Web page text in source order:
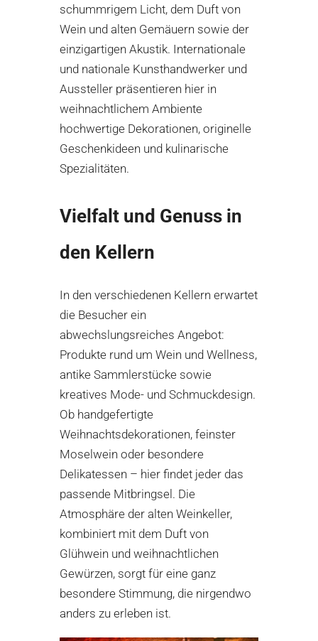
schummrigem Licht, dem Duft von
Wein und alten Gemäuern sowie der
einzigartigen Akustik. Internationale
und nationale Kunsthandwerker und
Aussteller präsentieren hier in
weihnachtlichem Ambiente
hochwertige Dekorationen, originelle
Geschenkideen und kulinarische
Spezialitäten.
Vielfalt und Genuss in
den Kellern
In den verschiedenen Kellern erwartet
die Besucher ein
abwechslungsreiches Angebot:
Produkte rund um Wein und Wellness,
antike Sammlerstücke sowie
kreatives Mode- und Schmuckdesign.
Ob handgefertigte
Weihnachtsdekorationen, feinster
Moselwein oder besondere
Delikatessen – hier findet jeder das
passende Mitbringsel. Die
Atmosphäre der alten Weinkeller,
kombiniert mit dem Duft von
Glühwein und weihnachtlichen
Gewürzen, sorgt für eine ganz
besondere Stimmung, die nirgendwo
anders zu erleben ist.